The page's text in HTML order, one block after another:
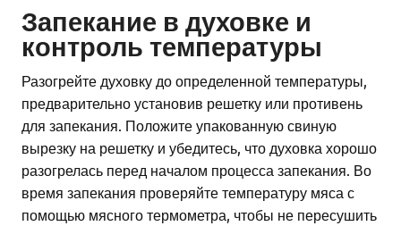
Запекание в духовке и
контроль температуры
Разогрейте духовку до определенной температуры,
предварительно установив решетку или противень
для запекания. Положите упакованную свиную
вырезку на решетку и убедитесь, что духовка хорошо
разогрелась перед началом процесса запекания. Во
время запекания проверяйте температуру мяса с
помощью мясного термометра, чтобы не пересушить